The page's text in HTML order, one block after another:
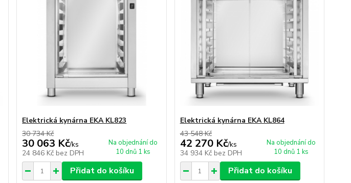
Elektrická kynárna EKA KL823
30 734 Kč
30 063 Kč/ks
24 846 Kč bez DPH
Na objednání do
10 dnů 1 ks
Přidat do košíku
Elektrická kynárna EKA KL864
43 548 Kč
42 270 Kč/ks
34 934 Kč bez DPH
Na objednání do
10 dnů 1 ks
Přidat do košíku